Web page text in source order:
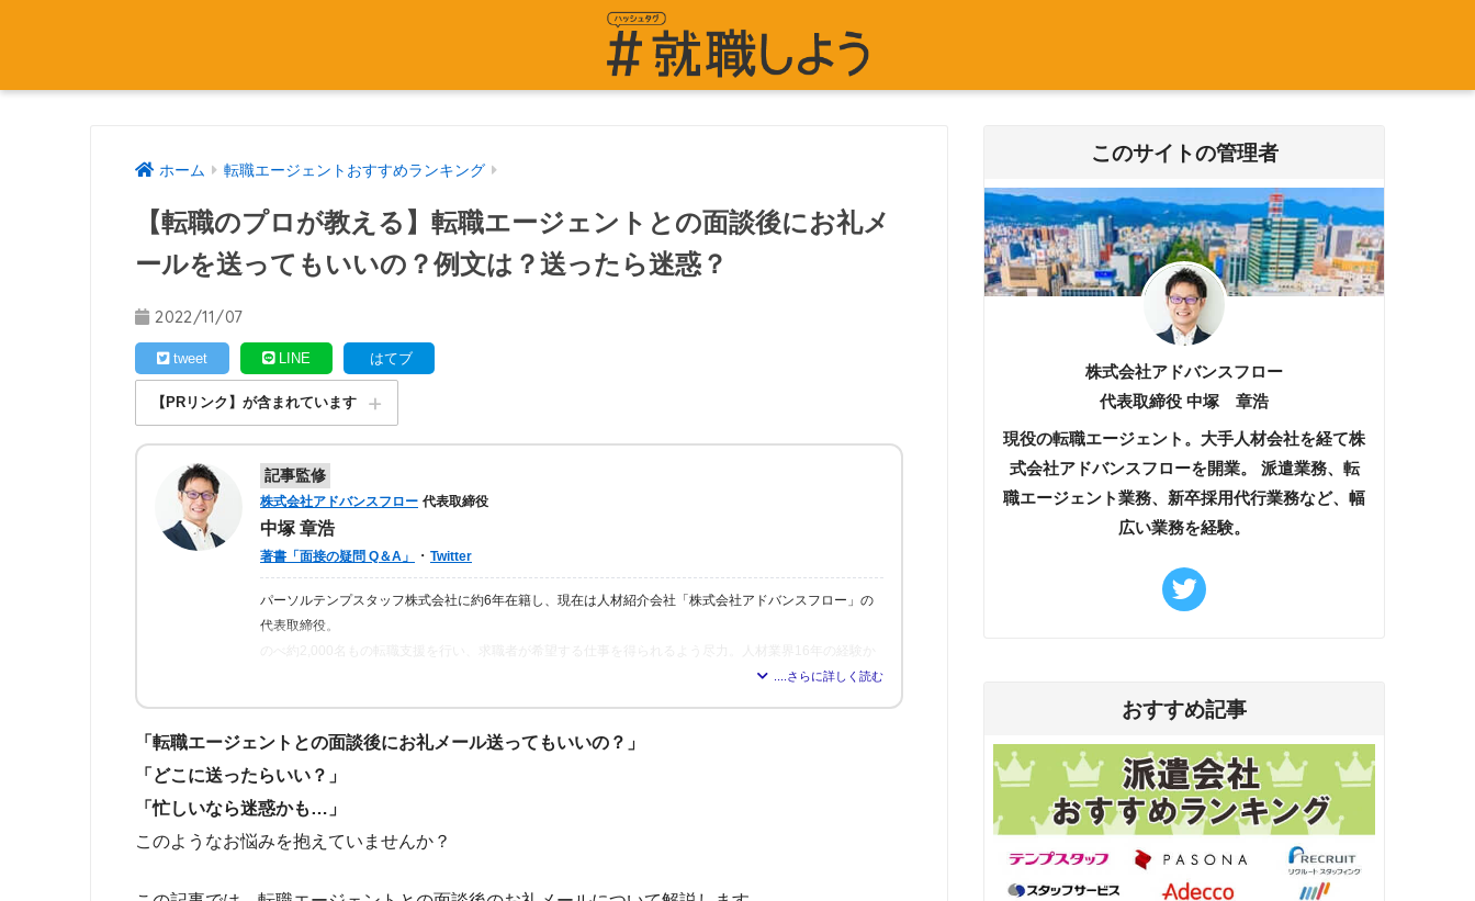
ホーム 転職エージェントおすすめランキング
【転職のプロが教える】転職エージェントとの面談後にお礼メ
ールを送ってもいいの？例文は？送ったら迷惑？
2022/11/07
tweet LINE はてブ
【PRリンク】が含まれています
記事監修
株式会社アドバンスフロー 代表取締役
中塚 章浩
著書「面接の疑問 Q＆A」 ・ Twitter
パーソルテンプスタッフ株式会社に約6年在籍し、現在は人材紹介会社「株式会社アドバンスフロー」の
代表取締役。
ら「転職はしっかりとした情報が得られれば得られるほど、理想の職場を見つけられる」と確信し、多く
「転職エージェントとの面談後にお礼メール送ってもいいの？」
「どこに送ったらいい？」
「忙しいなら迷惑かも…」
このようなお悩みを抱えていませんか？
このサイトの管理者
株式会社アドバンスフロー
代表取締役 中塚 章浩
現役の転職エージェント。大手人材会社を経て株
式会社アドバンスフローを開業。 派遣業務、転
職エージェント業務、新卒採用代行業務など、幅
広い業務を経験。
おすすめ記事